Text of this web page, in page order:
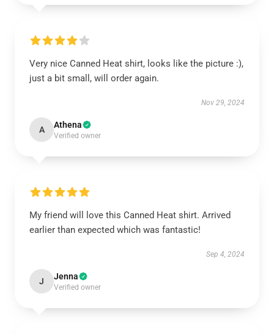
Very nice Canned Heat shirt, looks like the picture :),
just a bit small, will order again.
Nov 29, 2024
A Athena
Verified owner
My friend will love this Canned Heat shirt. Arrived
earlier than expected which was fantastic!
Sep 4, 2024
J Jenna
Verified owner